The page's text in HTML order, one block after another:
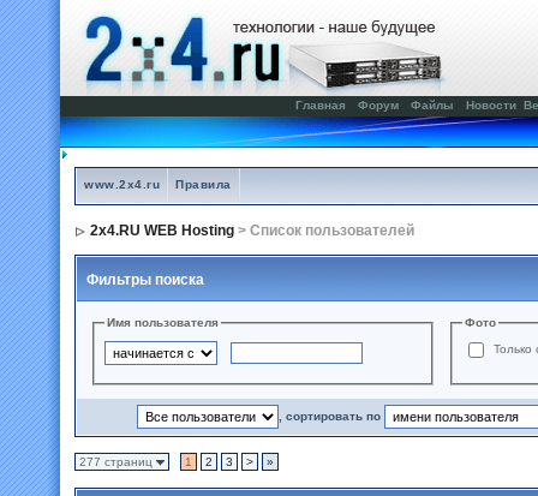
Главная Форум Файлы Новости
www.2x4.ru Правила
2x4.RU WEB Hosting > Список пользователей
Фильтры поиска
Имя пользователя
Фото
Только
, сортировать по
277 страниц 1 2 3 > »